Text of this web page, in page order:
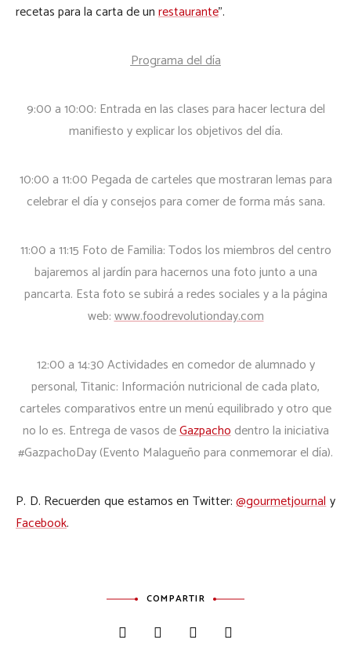
recetas para la carta de unrestaurante”.
Programa del día
9:00 a 10:00: Entrada en las clases para hacer lectura del
manifiesto y explicar los objetivos del día.
10:00 a 11:00 Pegada de carteles que mostraran lemas para
celebrar el día y consejos para comer de forma más sana.
11:00 a 11:15 Foto de Familia: Todos los miembros del centro
bajaremos al jardín para hacernos una foto junto a una
pancarta. Esta foto se subirá a redes sociales y a la página
web:www.foodrevolutionday.com
12:00 a 14:30 Actividades en comedor de alumnado y
personal, Titanic: Información nutricional de cada plato,
carteles comparativos entre un menú equilibrado y otro que
no lo es. Entrega de vasos deGazpachodentro la iniciativa
#GazpachoDay (Evento Malagueño para conmemorar el día).
P. D. Recuerden que estamos en Twitter:@gourmetjournaly
Facebook.
COMPARTIR